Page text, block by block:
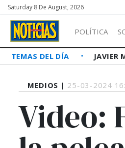
Saturday 8 De August, 2026
POLÍTICA
TEMAS DEL DÍA JAVIER
MEDIOS | 25-03-2024
Video: